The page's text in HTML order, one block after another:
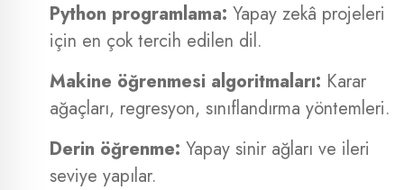
Python programlama: Yapay zekâ projeleri
için en çok tercih edilen dil.
Makine öğrenmesi algoritmaları: Karar
ağaçları, regresyon, sınıflandırma yöntemleri.
Derin öğrenme: Yapay sinir ağları ve ileri
seviye yapılar.